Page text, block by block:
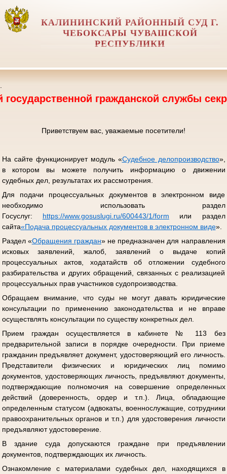
КАЛИНИНСКИЙ РАЙОННЫЙ СУД Г.
ЧЕБОКСАРЫ ЧУВАШСКОЙ
РЕСПУБЛИКИ
гражданской службы секретаря
Приветствуем вас, уважаемые посетители!
На сайте функционирует модуль «Судебное делопроизводство»,
в котором вы можете получить информацию о движении
судебных дел, результатах их рассмотрения.
Для подачи процессуальных документов в электронном виде
необходимо использовать раздел
Госуслуг: https://www.gosuslugi.ru/600443/1/form или раздел
сайта«Подача процессуальных документов в электронном виде».
Раздел «Обращения граждан» не предназначен для направления
исковых заявлений, жалоб, заявлений о выдаче копий
процессуальных актов, ходатайств об отложении судебного
разбирательства и других обращений, связанных с реализацией
процессуальных прав участников судопроизводства.
Обращаем внимание, что суды не могут давать юридические
консультации по применению законодательства и не вправе
осуществлять консультации по существу конкретных дел.
Прием граждан осуществляется в кабинете № 113 без
предварительной записи в порядке очередности. При приеме
гражданин предъявляет документ, удостоверяющий его личность.
Представители физических и юридических лиц помимо
документов, удостоверяющих личность, предъявляют документы,
подтверждающие полномочия на совершение определенных
действий (доверенность, ордер и т.п.). Лица, обладающие
определенным статусом (адвокаты, военнослужащие, сотрудники
правоохранительных органов и т.п.) для удостоверения личности
предъявляют удостоверение.
В здание суда допускаются граждане при предъявлении
документов, подтверждающих их личность.
Ознакомление с материалами судебных дел, находящихся в